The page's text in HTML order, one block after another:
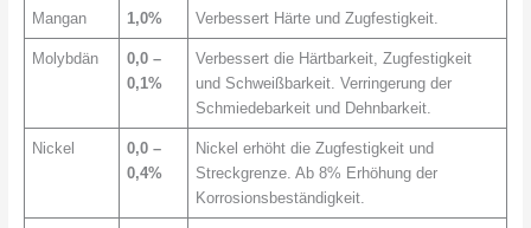
Mangan 1,0% Verbessert Härte und Zugfestigkeit.
Molybdän
0,0 –
0,1%
Verbessert die Härtbarkeit, Zugfestigkeit
und Schweißbarkeit. Verringerung der
Schmiedebarkeit und Dehnbarkeit.
Nickel
0,0 –
0,4%
Nickel erhöht die Zugfestigkeit und
Streckgrenze. Ab 8% Erhöhung der
Korrosionsbeständigkeit.